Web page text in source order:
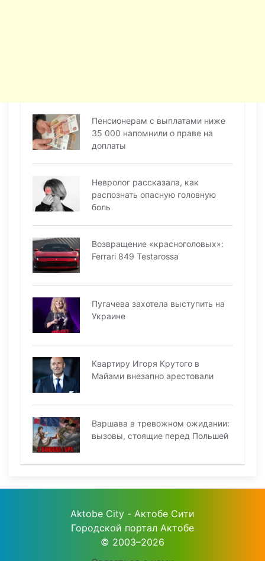
Пенсионерам с выплатами ниже
35 000 напомнили о праве на
доплаты
Невролог рассказала, как
распознать опасную головную
боль
Возвращение «красноголовых»:
Ferrari 849 Testarossa
Пугачева захотела выступить на
Украине
Квартиру Игоря Крутого в
Майами внезапно арестовали
Варшава в тревожном ожидании:
вызовы, стоящие перед Польшей
Aktobe City - Актобе Сити
Городской портал Актобе
© 2003–2026